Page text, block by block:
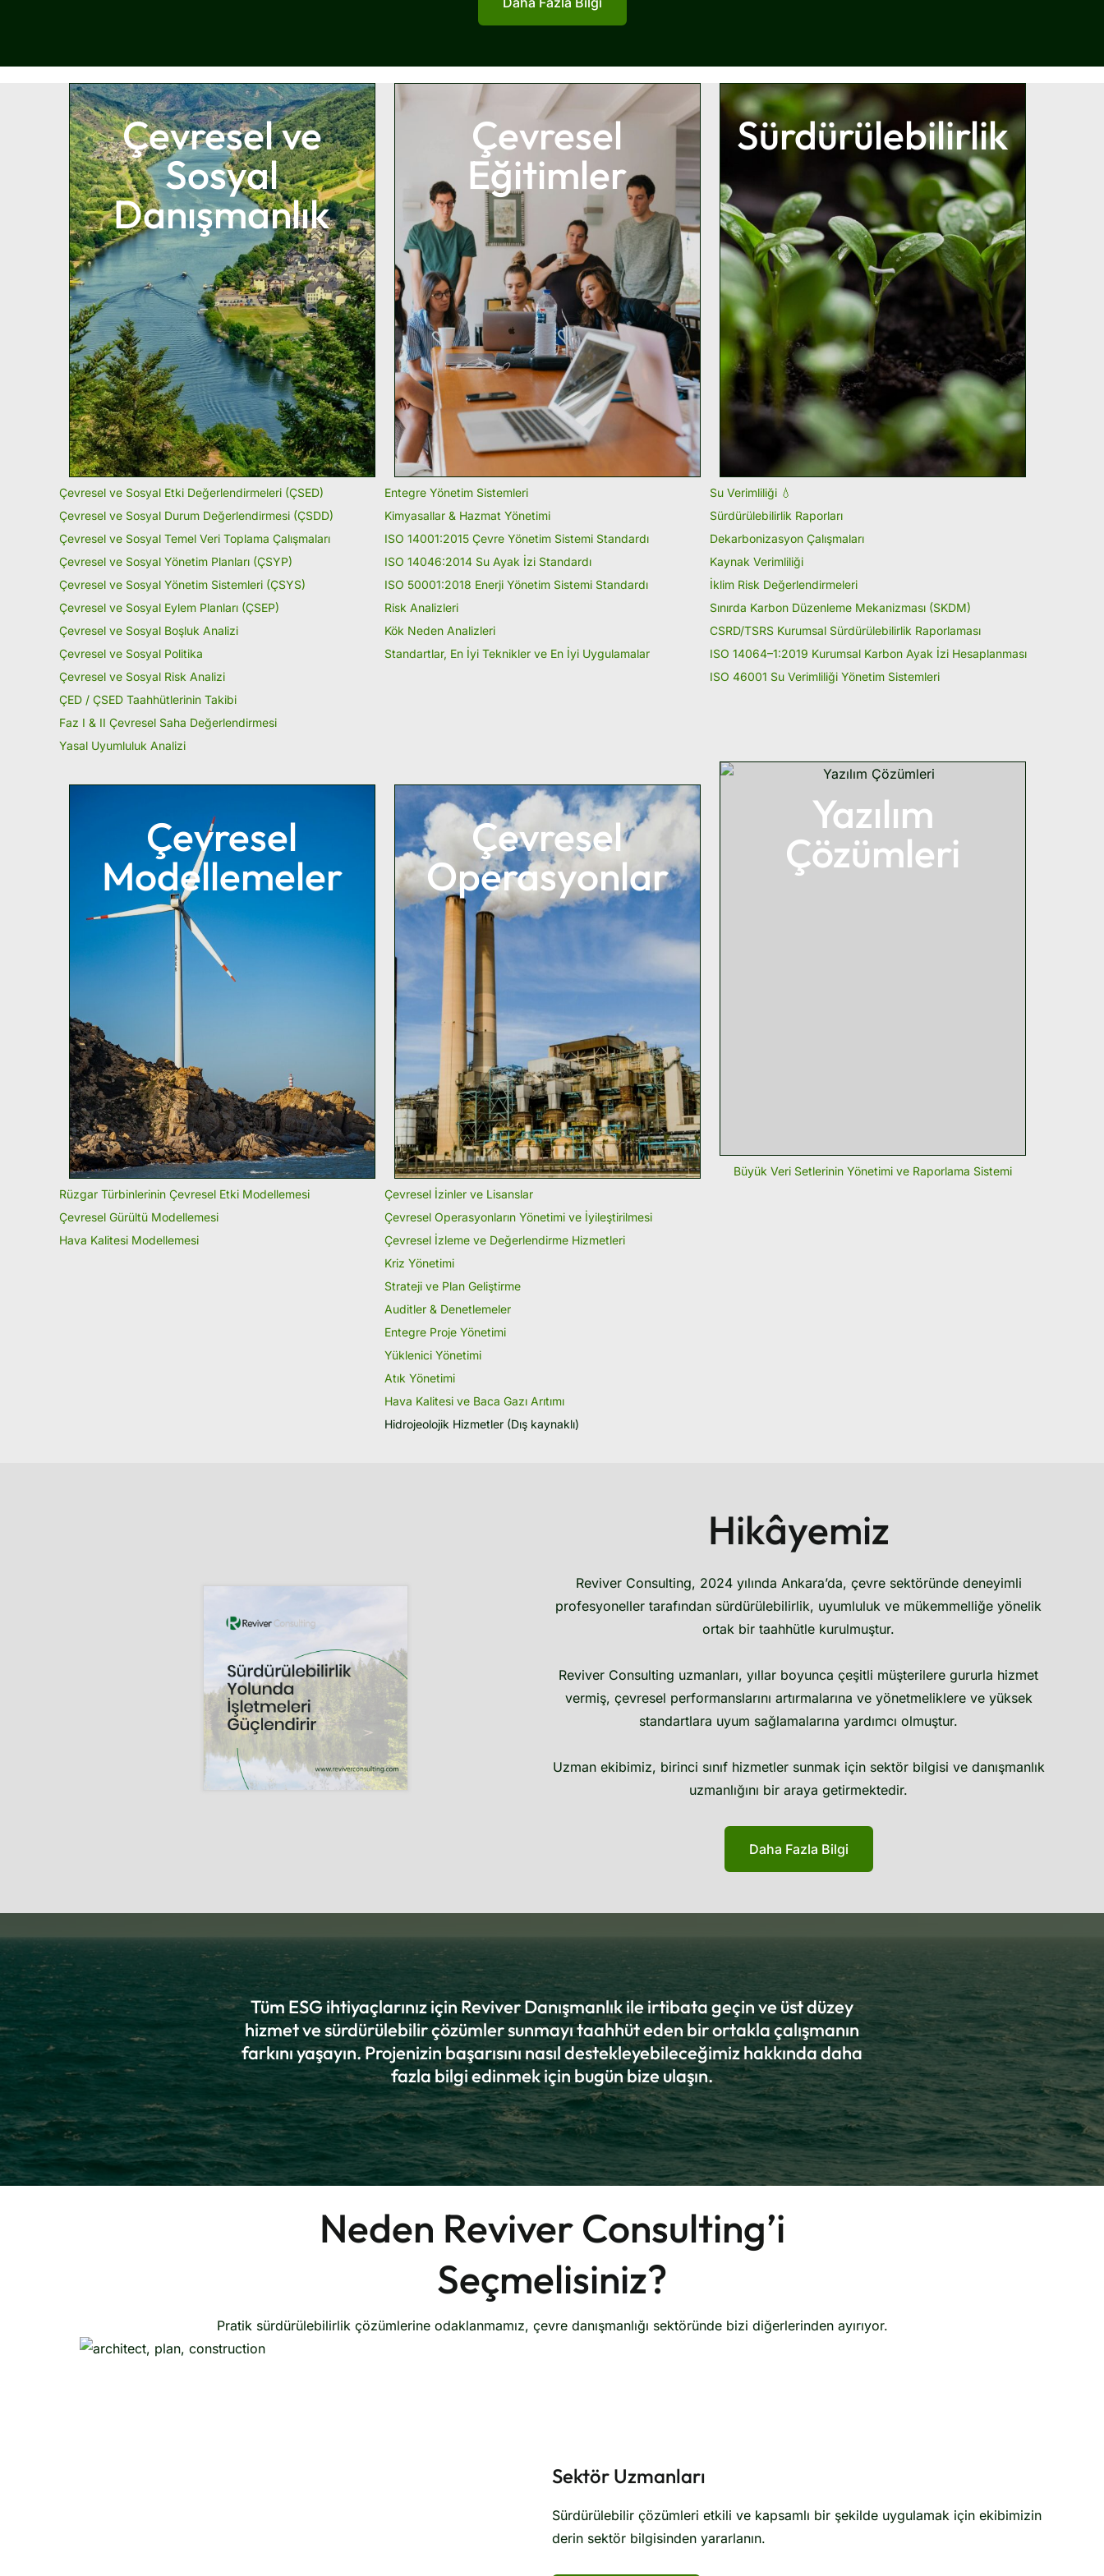
Çevresel ve
Sosyal
Danışmanlık
Çevresel ve Sosyal Etki Değerlendirmeleri (ÇSED)
Çevresel ve Sosyal Durum Değerlendirmesi (ÇSDD)
Çevresel ve Sosyal Temel Veri Toplama Çalışmaları
Çevresel ve Sosyal Yönetim Planları (ÇSYP)
Çevresel ve Sosyal Yönetim Sistemleri (ÇSYS)
Çevresel ve Sosyal Eylem Planları (ÇSEP)
Çevresel ve Sosyal Boşluk Analizi
Çevresel ve Sosyal Politika
Çevresel ve Sosyal Risk Analizi
ÇED / ÇSED Taahhütlerinin Takibi
Faz I & II Çevresel Saha Değerlendirmesi
Yasal Uyumluluk Analizi
Çevresel
Modellemeler
Rüzgar Türbinlerinin Çevresel Etki Modellemesi
Çevresel Gürültü Modellemesi
Hava Kalitesi Modellemesi
Çevresel
Eğitimler
Entegre Yönetim Sistemleri
Kimyasallar & Hazmat Yönetimi
ISO 14001:2015 Çevre Yönetim Sistemi Standardı
ISO 14046:2014 Su Ayak İzi Standardı
ISO 50001:2018 Enerji Yönetim Sistemi Standardı
Risk Analizleri
Kök Neden Analizleri
Standartlar, En İyi Teknikler ve En İyi Uygulamalar
Çevresel
Operasyonlar
Çevresel İzinler ve Lisanslar
Çevresel Operasyonların Yönetimi ve İyileştirilmesi
Çevresel İzleme ve Değerlendirme Hizmetleri
Kriz Yönetimi
Strateji ve Plan Geliştirme
Auditler & Denetlemeler
Entegre Proje Yönetimi
Yüklenici Yönetimi
Atık Yönetimi
Hava Kalitesi ve Baca Gazı Arıtımı
Hidrojeolojik Hizmetler (Dış kaynaklı)
Sürdürülebilirlik
Su Verimliliği 💧
Sürdürülebilirlik Raporları
Dekarbonizasyon Çalışmaları
Kaynak Verimliliği
İklim Risk Değerlendirmeleri
Sınırda Karbon Düzenleme Mekanizması (SKDM)
CSRD/TSRS Kurumsal Sürdürülebilirlik Raporlaması
ISO 14064–1:2019 Kurumsal Karbon Ayak İzi Hesaplanması
ISO 46001 Su Verimliliği Yönetim Sistemleri
Yazılım
Çözümleri
Büyük Veri Setlerinin Yönetimi ve Raporlama Sistemi
Hikâyemiz
Reviver Consulting, 2024 yılında Ankara’da, çevre sektöründe deneyimli
profesyoneller tarafından sürdürülebilirlik, uyumluluk ve mükemmelliğe yönelik
ortak bir taahhütle kurulmuştur.
Reviver Consulting uzmanları, yıllar boyunca çeşitli müşterilere gururla hizmet
vermiş, çevresel performanslarını artırmalarına ve yönetmeliklere ve yüksek
standartlara uyum sağlamalarına yardımcı olmuştur.
Uzman ekibimiz, birinci sınıf hizmetler sunmak için sektör bilgisi ve danışmanlık
uzmanlığını bir araya getirmektedir.
Daha Fazla Bilgi
Tüm ESG ihtiyaçlarınız için Reviver Danışmanlık ile irtibata geçin ve üst düzey
hizmet ve sürdürülebilir çözümler sunmayı taahhüt eden bir ortakla çalışmanın
farkını yaşayın. Projenizin başarısını nasıl destekleyebileceğimiz hakkında daha
fazla bilgi edinmek için bugün bize ulaşın.
Neden Reviver Consulting’i
Seçmelisiniz?
Pratik sürdürülebilirlik çözümlerine odaklanmamız, çevre danışmanlığı sektöründe bizi diğerlerinden ayırıyor.
Sektör Uzmanları
Sürdürülebilir çözümleri etkili ve kapsamlı bir şekilde uygulamak için ekibimizin
derin sektör bilgisinden yararlanın.